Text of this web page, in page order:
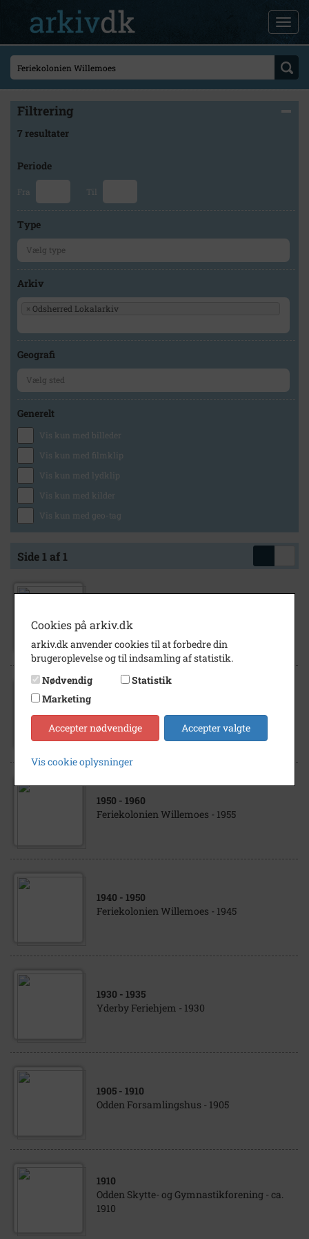
Filtrering
7 resultater
Periode
Fra Til
Type
Arkiv
× Odsherred Lokalarkiv
Geografi
Generelt
Vis kun med billeder
Vis kun med filmklip
Vis kun med lydklip
Vis kun med kilder
Vis kun med geo-tag
Side 1 af 1
Feriekolonien Willemoes - 1945
Feriekolonien Willemoes - 1945
1950 - 1960
Feriekolonien Willemoes - 1955
1940 - 1950
Feriekolonien Willemoes - 1945
1930 - 1935
Yderby Feriehjem - 1930
1905 - 1910
Odden Forsamlingshus - 1905
1910
Odden Skytte- og Gymnastikforening - ca.
1910
Cookies på arkiv.dk
arkiv.dk anvender cookies til at forbedre din
brugeroplevelse og til indsamling af statistik.
Nødvendig
Statistik
Marketing
Accepter nødvendige Accepter valgte
Vis cookie oplysninger